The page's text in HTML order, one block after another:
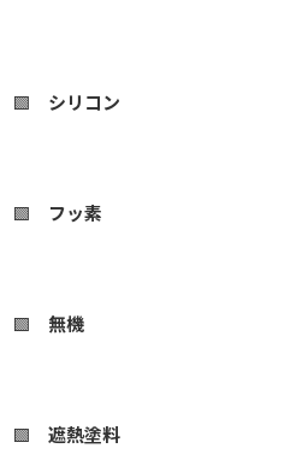
🟩 シリコン
🟩 フッ素
🟩 無機
🟩 遮熱塗料